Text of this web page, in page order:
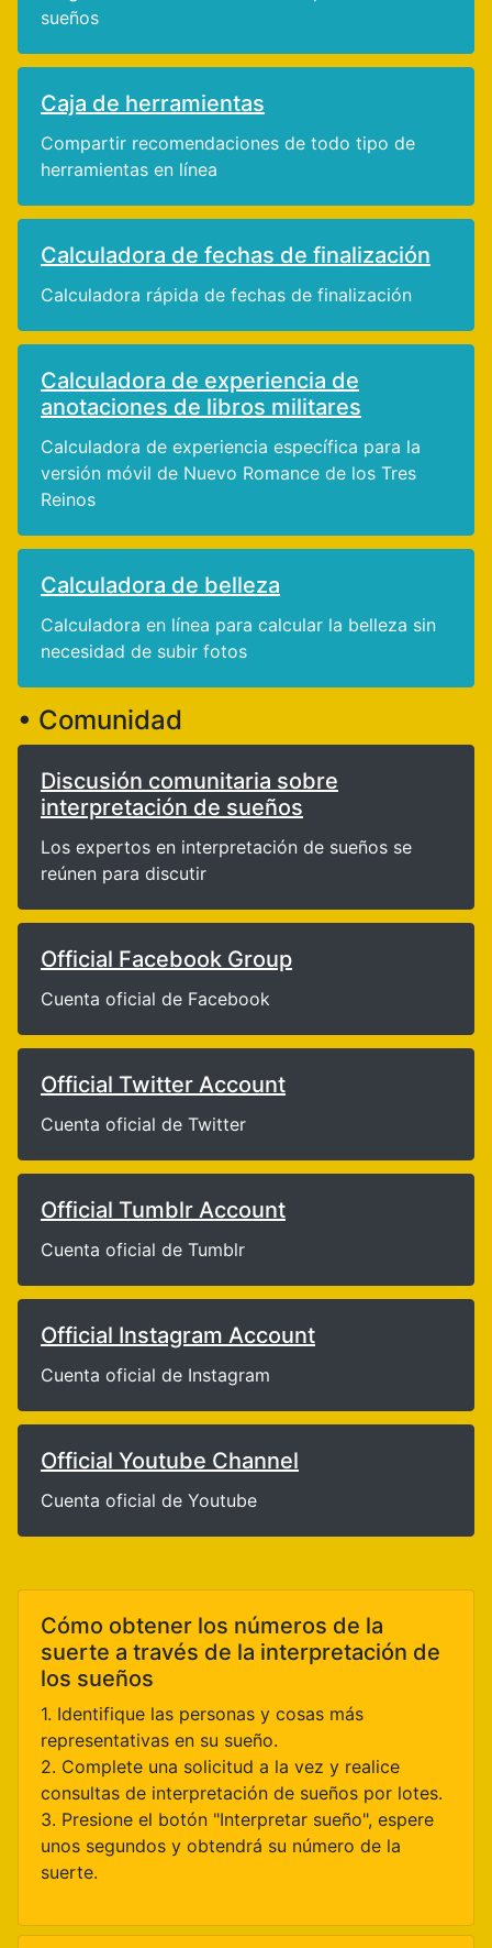
sueños
Caja de herramientas
Compartir recomendaciones de todo tipo de
herramientas en línea
Calculadora de fechas de finalización
Calculadora rápida de fechas de finalización
Calculadora de experiencia de
anotaciones de libros militares
Calculadora de experiencia específica para la
versión móvil de Nuevo Romance de los Tres
Reinos
Calculadora de belleza
Calculadora en línea para calcular la belleza sin
necesidad de subir fotos
• Comunidad
Discusión comunitaria sobre
interpretación de sueños
Los expertos en interpretación de sueños se
reúnen para discutir
Official Facebook Group
Cuenta oficial de Facebook
Official Twitter Account
Cuenta oficial de Twitter
Official Tumblr Account
Cuenta oficial de Tumblr
Official Instagram Account
Cuenta oficial de Instagram
Official Youtube Channel
Cuenta oficial de Youtube
Cómo obtener los números de la
suerte a través de la interpretación de
los sueños
1. Identifique las personas y cosas más
representativas en su sueño.
2. Complete una solicitud a la vez y realice
consultas de interpretación de sueños por lotes.
3. Presione el botón "Interpretar sueño", espere
unos segundos y obtendrá su número de la
suerte.